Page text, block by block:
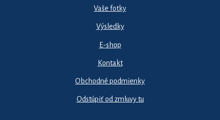
Vaše fotky
Výsledky
E-shop
Kontakt
Obchodné podmienky
Odstúpiť od zmluvy tu